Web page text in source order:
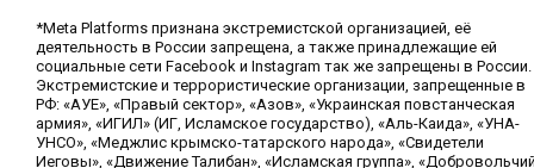
*Meta Platforms признана экстремистской организацией, её
деятельность в России запрещена, а также принадлежащие ей
социальные сети Facebook и Instagram так же запрещены в России.
Экстремистские и террористические организации, запрещенные в
РФ: «АУЕ», «Правый сектор», «Азов», «Украинская повстанческая
армия», «ИГИЛ» (ИГ, Исламское государство), «Аль-Каида», «УНА-
УНСО», «Меджлис крымско-татарского народа», «Свидетели
Иеговы», «Движение Талибан», «Исламская группа»,